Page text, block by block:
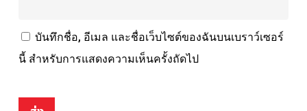
บันทึกชื่อ, อีเมล และชื่อเว็บไซต์ของฉันบนเบราว์เซอร์
นี้ สำหรับการแสดงความเห็นครั้งถัดไป